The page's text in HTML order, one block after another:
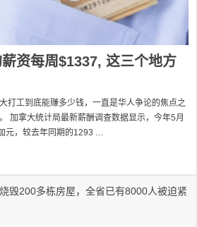
资每周$1337, 这三个地方
打工到底能赚多少钱，一直是华人争论的焦点之
加拿大统计局最新薪酬调查数据显示，今年5月
元，较去年同期的1293 …
毁200多栋房屋，全省已有8000人被迫紧